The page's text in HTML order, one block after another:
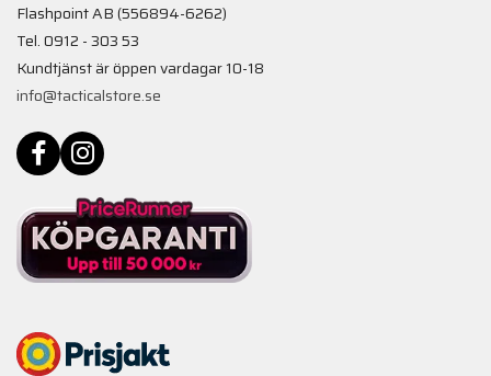
Flashpoint AB (556894-6262)
Tel. 0912 - 303 53
Kundtjänst är öppen vardagar 10-18
info@tacticalstore.se